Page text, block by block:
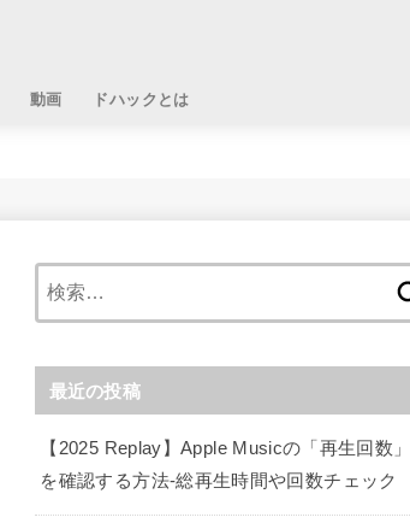
動画 ドハックとは
最近の投稿
【2025 Replay】Apple Musicの「再生回数」
を確認する方法-総再生時間や回数チェック